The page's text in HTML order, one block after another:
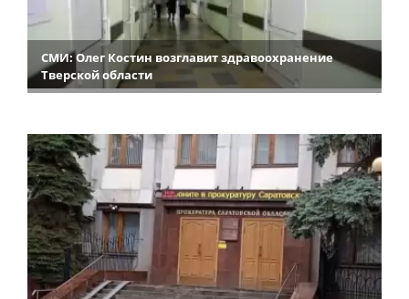
СМИ: Олег Костин возглавит здравоохранение
Тверской области